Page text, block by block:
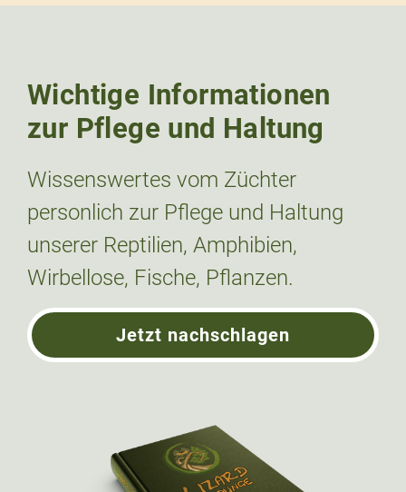
Wichtige Informationen
zur Pflege und Haltung
Wissenswertes vom Züchter
personlich zur Pflege und Haltung
unserer Reptilien, Amphibien,
Wirbellose, Fische, Pflanzen.
Jetzt nachschlagen